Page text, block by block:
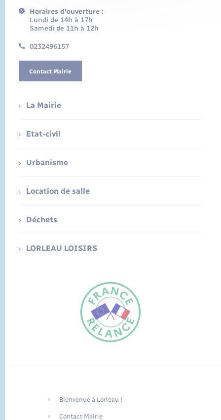
FR
Horaires d'ouverture :
Lundi de 14h à 17h
Samedi de 11h à 12h
0232496157
Contact Mairie
La Mairie
Etat-civil
Urbanisme
Location de salle
Déchets
LORLEAU LOISIRS
Bienvenue à Lorleau !
Contact Mairie